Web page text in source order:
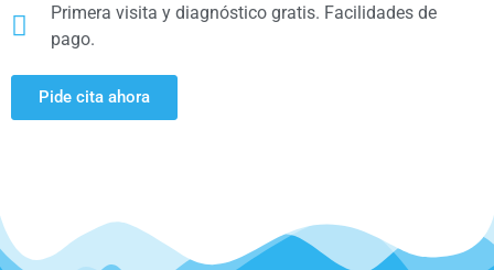
Primera visita y diagnóstico gratis. Facilidades de
pago.
Pide cita ahora